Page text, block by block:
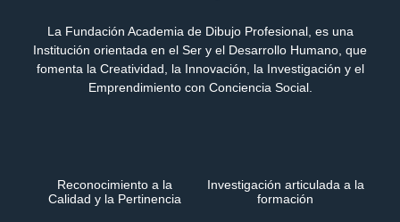
La Fundación Academia de Dibujo Profesional, es una
Institución orientada en el Ser y el Desarrollo Humano, que
fomenta la Creatividad, la Innovación, la Investigación y el
Emprendimiento con Conciencia Social.
Reconocimiento a la
Calidad y la Pertinencia
Investigación articulada a la
formación